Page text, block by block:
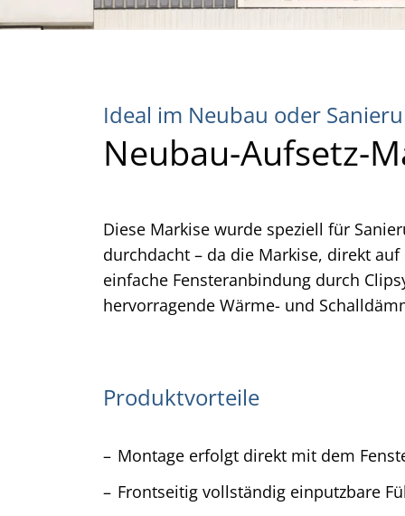
Ideal im Neubau oder
Neubau-Aufsetz-
Diese Markise wurde speziell für
durchdacht – da die Markise, direkt
einfache Fensteranbindung durch
hervorragende Wärme- und
Produktvorteile
Montage erfolgt direkt mit dem
Frontseitig vollständig einputzbare